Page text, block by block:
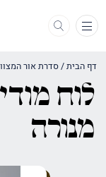
תפריט
דף הבית/סדרת אור
לוח
מנורה